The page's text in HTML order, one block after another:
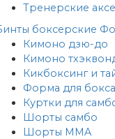
Тренерские
боксерские
Кимоно дзю-до
Кимоно
Кикбоксинг и
Форма для бокса
Куртки для
Шорты самбо
Шорты MMA